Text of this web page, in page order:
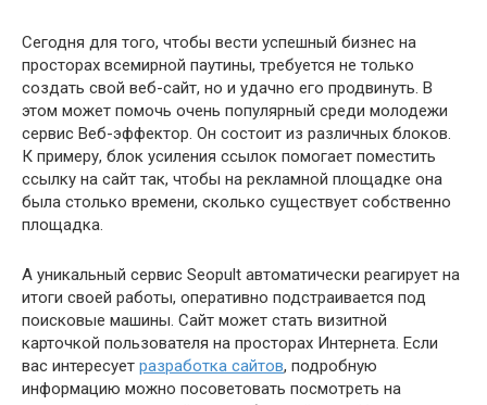
Сегодня для того, чтобы вести успешный бизнес на
просторах всемирной паутины, требуется не только
создать свой веб-сайт, но и удачно его продвинуть. В
этом может помочь очень популярный среди молодежи
сервис Веб-эффектор. Он состоит из различных блоков.
К примеру, блок усиления ссылок помогает поместить
ссылку на сайт так, чтобы на рекламной площадке она
была столько времени, сколько существует собственно
площадка.
А уникальный сервис Seopult автоматически реагирует на
итоги своей работы, оперативно подстраивается под
поисковые машины. Сайт может стать визитной
карточкой пользователя на просторах Интернета. Если
вас интересует разработка сайтов, подробную
информацию можно посоветовать посмотреть на